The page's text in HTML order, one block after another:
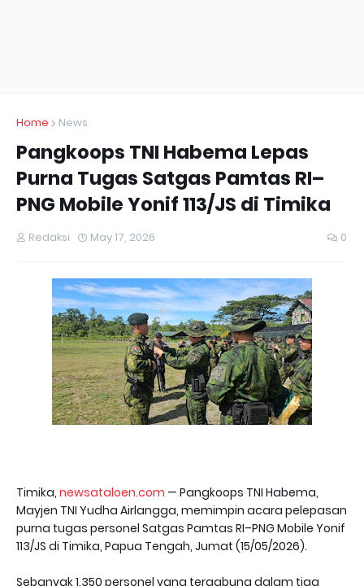
Home News
Pangkoops TNI Habema Lepas
Purna Tugas Satgas Pamtas RI–
PNG Mobile Yonif 113/JS di Timika
Redaksi May 17, 2026 0
Timika, newsataloen.com — Pangkoops TNI Habema,
Mayjen TNI Yudha Airlangga, memimpin acara pelepasan
purna tugas personel Satgas Pamtas RI–PNG Mobile Yonif
113/JS di Timika, Papua Tengah, Jumat (15/05/2026).
Sebanyak 1.350 personel yang tergabung dalam tiga